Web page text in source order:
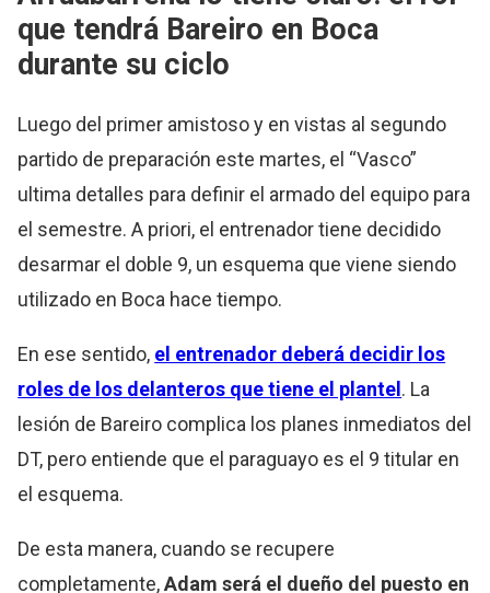
que tendrá Bareiro en Boca
durante su ciclo
Luego del primer amistoso y en vistas al segundo
partido de preparación este martes, el “Vasco”
ultima detalles para definir el armado del equipo para
el semestre. A priori, el entrenador tiene decidido
desarmar el doble 9, un esquema que viene siendo
utilizado en Boca hace tiempo.
En ese sentido, el entrenador deberá decidir los
roles de los delanteros que tiene el plantel . La
lesión de Bareiro complica los planes inmediatos del
DT, pero entiende que el paraguayo es el 9 titular en
el esquema.
De esta manera, cuando se recupere
completamente,Adam será el dueño del puesto en